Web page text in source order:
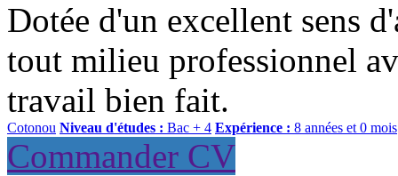
Dotée d'un excellent sens
tout milieu professionnel
travail bien fait.
Cotonou Niveau d'études : Bac + 4 Expérience : 8 années et 0 mois
Commander CV